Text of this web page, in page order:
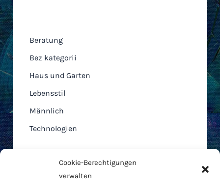
Cookie-Berechtigungen
verwalten
Beratung
Bez kategorii
Haus und Garten
Lebensstil
Männlich
Technologien